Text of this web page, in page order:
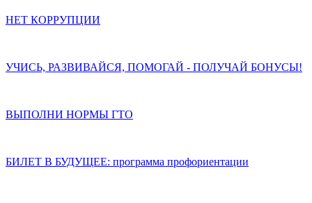
НЕТ КОРРУПЦИИ
УЧИСЬ, РАЗВИВАЙСЯ, ПОМОГАЙ - ПОЛУЧАЙ БОНУСЫ!
ВЫПОЛНИ НОРМЫ ГТО
БИЛЕТ В БУДУЩЕЕ: программа профориентации